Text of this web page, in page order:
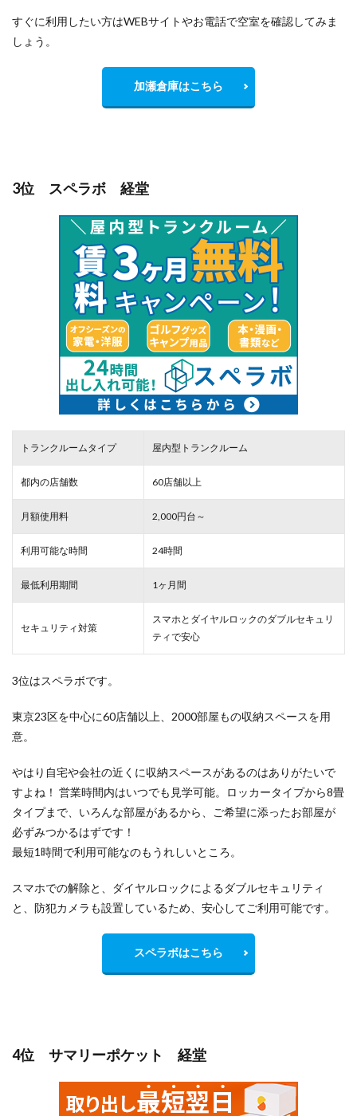
すぐに利用したい方はWEBサイトやお電話で空室を確認してみま
しょう。
加瀬倉庫はこちら
3位 スペラボ 経堂
トランクルームタイプ 屋内型トランクルーム
都内の店舗数 60店舗以上
月額使用料 2,000円台～
利用可能な時間 24時間
最低利用期間 1ヶ月間
セキュリティ対策
スマホとダイヤルロックのダブルセキュリ
ティで安心
3位はスペラボです。
東京23区を中心に60店舗以上、2000部屋もの収納スペースを用
意。
やはり自宅や会社の近くに収納スペースがあるのはありがたいで
すよね！ 営業時間内はいつでも見学可能。ロッカータイプから8畳
タイプまで、いろんな部屋があるから、ご希望に添ったお部屋が
必ずみつかるはずです！
最短1時間で利用可能なのもうれしいところ。
スマホでの解除と、ダイヤルロックによるダブルセキュリティ
と、防犯カメラも設置しているため、安心してご利用可能です。
スペラボはこちら
4位 サマリーポケット 経堂